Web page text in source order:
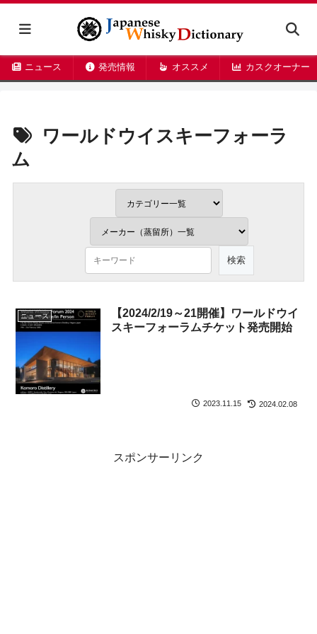
ニュース 発売情報 オススメ カスクオーナー
ワールドウイスキーフォーラ
ム
ニュース
【2024/2/19～21開催】ワールドウイ
スキーフォーラムチケット発売開始
2023.11.15 2024.02.08
スポンサーリンク